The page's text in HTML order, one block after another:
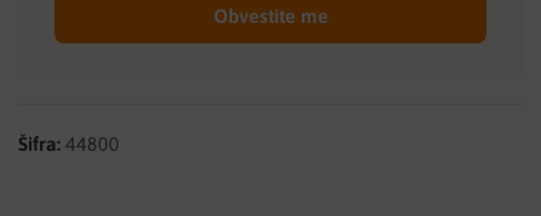
Obvestite me
Šifra: 44800